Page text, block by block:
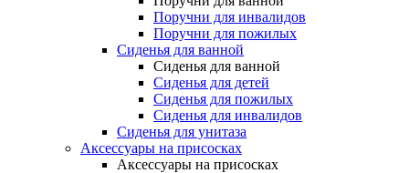
Поручни для инвалидов
Поручни для пожилых
Сиденья для ванной
Сиденья для ванной
Сиденья для детей
Сиденья для пожилых
Сиденья для инвалидов
Сиденья для унитаза
Аксессуары на присосках
Аксессуары на присосках